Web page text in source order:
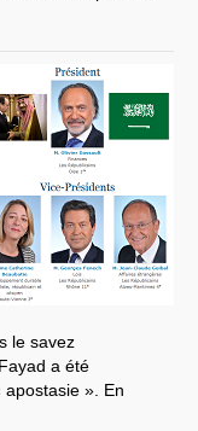
le savez
a été
». En